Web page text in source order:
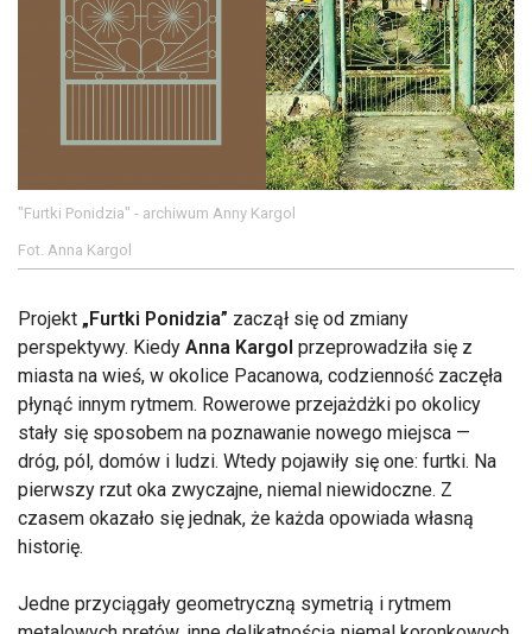
"Furtki Ponidzia" - archiwum Anny Kargol
Fot. Anna Kargol
Projekt „Furtki Ponidzia” zaczął się od zmiany
perspektywy. Kiedy Anna Kargol przeprowadziła się z
miasta na wieś, w okolice Pacanowa, codzienność zaczęła
płynąć innym rytmem. Rowerowe przejażdżki po okolicy
stały się sposobem na poznawanie nowego miejsca —
dróg, pól, domów i ludzi. Wtedy pojawiły się one: furtki. Na
pierwszy rzut oka zwyczajne, niemal niewidoczne. Z
czasem okazało się jednak, że każda opowiada własną
historię.
Jedne przyciągały geometryczną symetrią i rytmem